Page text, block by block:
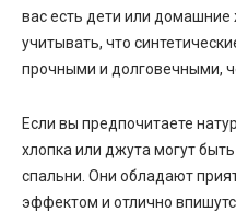
вас есть дети или
учитывать, что
прочными и долговечными,
Если вы предпочитаете
хлопка или джута могут
спальни. Они обладают
эффектом и отлично